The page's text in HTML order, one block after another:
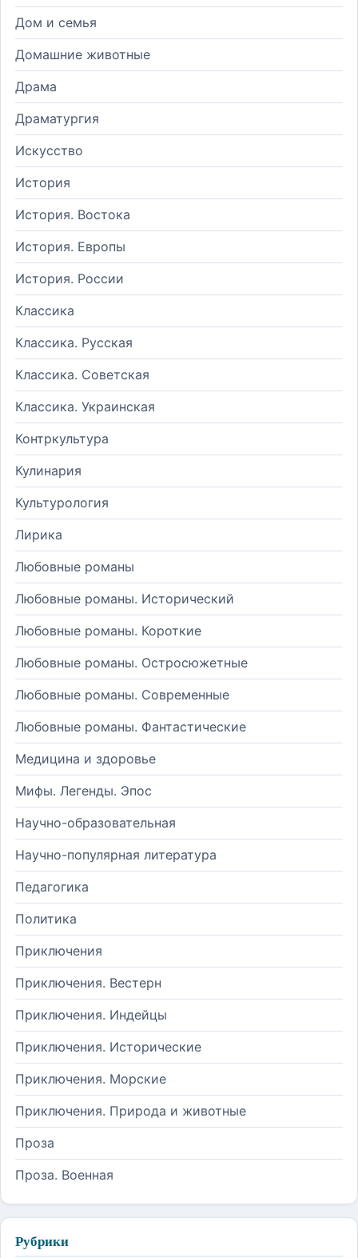
Дом и семья
Домашние животные
Драма
Драматургия
Искусство
История
История. Востока
История. Европы
История. России
Классика
Классика. Русская
Классика. Советская
Классика. Украинская
Контркультура
Кулинария
Культурология
Лирика
Любовные романы
Любовные романы. Исторический
Любовные романы. Короткие
Любовные романы. Остросюжетные
Любовные романы. Современные
Любовные романы. Фантастические
Медицина и здоровье
Мифы. Легенды. Эпос
Научно-образовательная
Научно-популярная литература
Педагогика
Политика
Приключения
Приключения. Вестерн
Приключения. Индейцы
Приключения. Исторические
Приключения. Морские
Приключения. Природа и животные
Проза
Проза. Военная
Рубрики